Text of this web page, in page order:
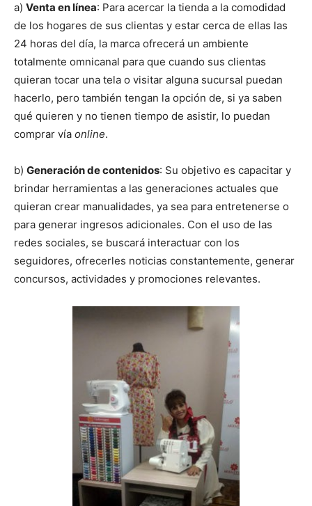
a) Venta en línea: Para acercar la tienda a la comodidad
de los hogares de sus clientas y estar cerca de ellas las
24 horas del día, la marca ofrecerá un ambiente
totalmente omnicanal para que cuando sus clientas
quieran tocar una tela o visitar alguna sucursal puedan
hacerlo, pero también tengan la opción de, si ya saben
qué quieren y no tienen tiempo de asistir, lo puedan
comprar vía online.
b) Generación de contenidos: Su objetivo es capacitar y
brindar herramientas a las generaciones actuales que
quieran crear manualidades, ya sea para entretenerse o
para generar ingresos adicionales. Con el uso de las
redes sociales, se buscará interactuar con los
seguidores, ofrecerles noticias constantemente, generar
concursos, actividades y promociones relevantes.